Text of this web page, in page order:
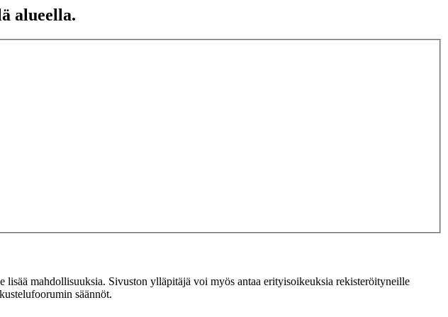
alueella.
mahdollisuuksia. Sivuston ylläpitäjä voi myös antaa erityisoikeuksia rekisteröityneille
säännöt.